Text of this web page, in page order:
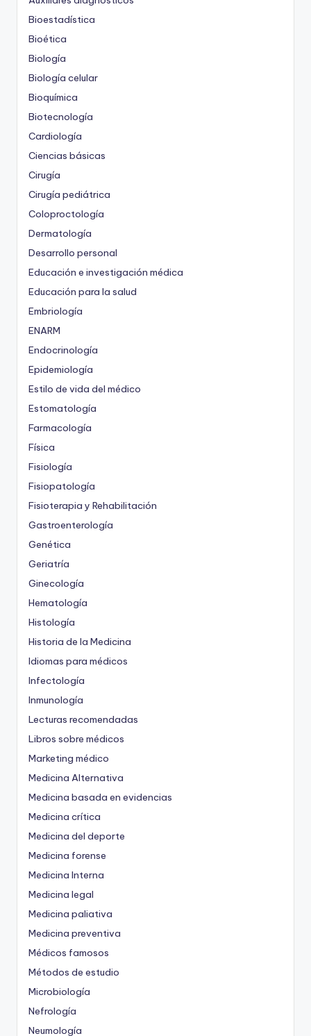
Bioestadística
Bioética
Biología
Biología celular
Bioquímica
Biotecnología
Cardiología
Ciencias básicas
Cirugía
Cirugía pediátrica
Coloproctología
Dermatología
Desarrollo personal
Educación e investigación médica
Educación para la salud
Embriología
ENARM
Endocrinología
Epidemiología
Estilo de vida del médico
Estomatología
Farmacología
Física
Fisiología
Fisiopatología
Fisioterapia y Rehabilitación
Gastroenterología
Genética
Geriatría
Ginecología
Hematología
Histología
Historia de la Medicina
Idiomas para médicos
Infectología
Inmunología
Lecturas recomendadas
Libros sobre médicos
Marketing médico
Medicina Alternativa
Medicina basada en evidencias
Medicina crítica
Medicina del deporte
Medicina forense
Medicina Interna
Medicina legal
Medicina paliativa
Medicina preventiva
Médicos famosos
Métodos de estudio
Microbiología
Nefrología
Neumología